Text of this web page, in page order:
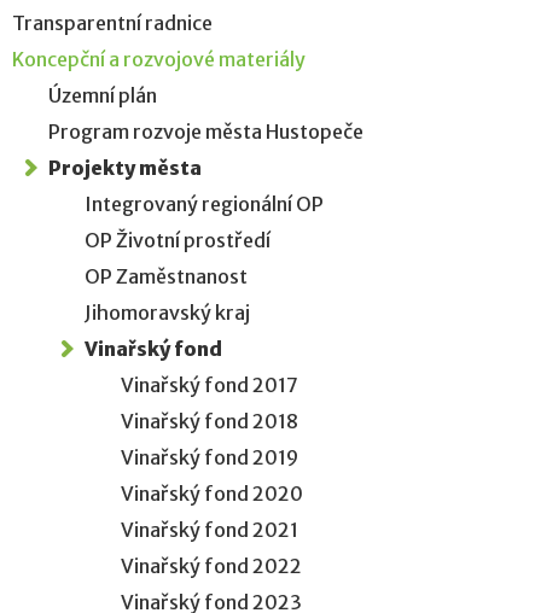
Transparentní radnice
Koncepční a rozvojové materiály
Územní plán
Program rozvoje města Hustopeče
Projekty města
Integrovaný regionální OP
OP Životní prostředí
OP Zaměstnanost
Jihomoravský kraj
Vinařský fond
Vinařský fond 2017
Vinařský fond 2018
Vinařský fond 2019
Vinařský fond 2020
Vinařský fond 2021
Vinařský fond 2022
Vinařský fond 2023